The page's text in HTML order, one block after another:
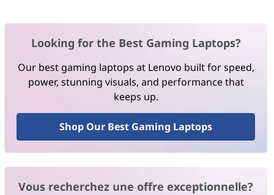
Looking for the Best Gaming Laptops?
Our best gaming laptops at Lenovo built for speed,
power, stunning visuals, and performance that
keeps up.
Shop Our Best Gaming Laptops
Vous recherchez une offre exceptionnelle?